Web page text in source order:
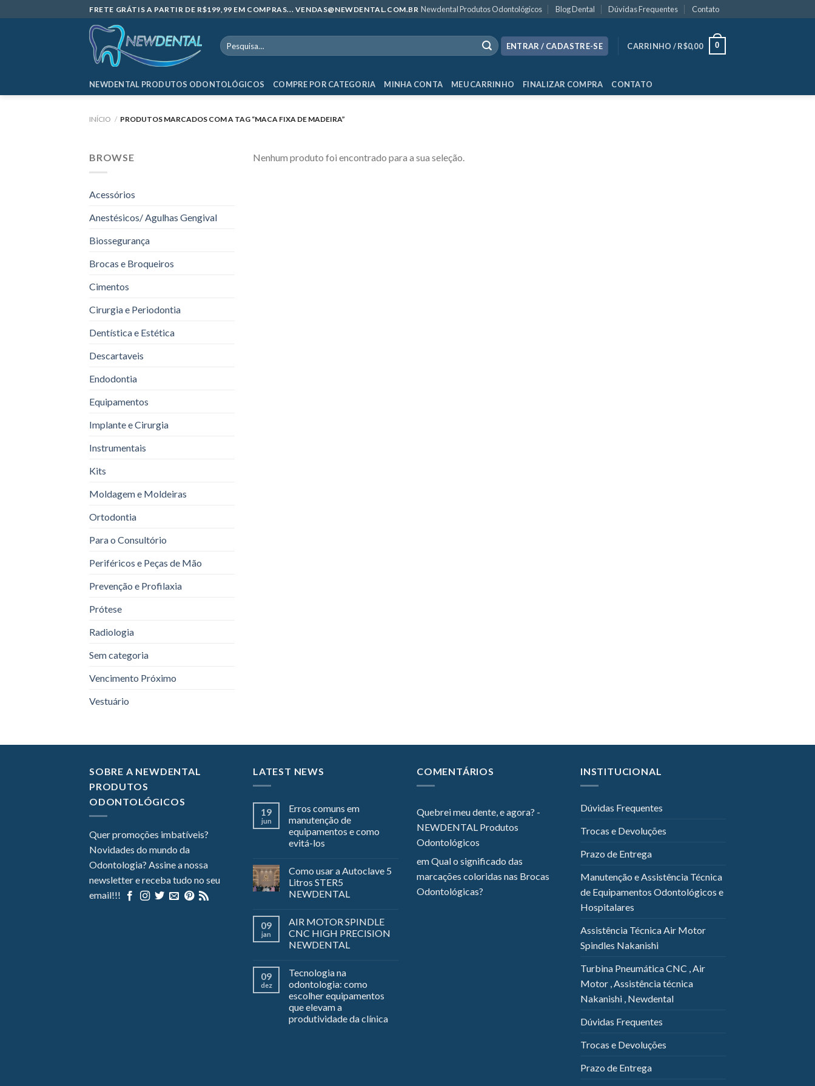
to
FRETE GRÁTIS A PARTIR DE R$199,99 EM COMPRAS... VENDAS@NEWDENTAL.COM.BR Newdental Produtos Odontológicos Blog Dental Dúvidas Frequentes Contato
Pesquisar
por:
ENTRAR / CADASTRE-SE CARRINHO /R$0,00 0
NEWDENTAL PRODUTOS ODONTOLÓGICOS COMPRE POR CATEGORIA MINHA CONTA MEU CARRINHO FINALIZAR COMPRA CONTATO
INÍCIO / PRODUTOS MARCADOS COM A TAG “MACA FIXA DE MADEIRA”
BROWSE
Acessórios
Anestésicos/ Agulhas Gengival
Biossegurança
Brocas e Broqueiros
Cimentos
Cirurgia e Periodontia
Dentística e Estética
Descartaveis
Endodontia
Equipamentos
Implante e Cirurgia
Instrumentais
Kits
Moldagem e Moldeiras
Ortodontia
Para o Consultório
Periféricos e Peças de Mão
Prevenção e Profilaxia
Prótese
Radiologia
Sem categoria
Vencimento Próximo
Vestuário
Nenhum produto foi encontrado para a sua seleção.
SOBRE A NEWDENTAL
PRODUTOS
ODONTOLÓGICOS
Quer promoções imbatíveis?
Novidades do mundo da
Odontologia? Assine a nossa
newsletter e receba tudo no seu
email!!!
LATEST NEWS
19
jun
Erros comuns em
manutenção de
equipamentos e como
evitá-los
Como usar a Autoclave 5
Litros STER5
NEWDENTAL
09
jan
AIR MOTOR SPINDLE
CNC HIGH PRECISION
NEWDENTAL
09
dez
Tecnologia na
odontologia: como
escolher equipamentos
que elevam a
produtividade da clínica
COMENTÁRIOS
Quebrei meu dente, e agora? -
NEWDENTAL Produtos
Odontológicos
emQual o significado das
marcações coloridas nas Brocas
Odontológicas?
INSTITUCIONAL
Dúvidas Frequentes
Trocas e Devoluções
Prazo de Entrega
Manutenção e Assistência Técnica
de Equipamentos Odontológicos e
Hospitalares
Assistência Técnica Air Motor
Spindles Nakanishi
Turbina Pneumática CNC , Air
Motor , Assistência técnica
Nakanishi , Newdental
Dúvidas Frequentes
Trocas e Devoluções
Prazo de Entrega